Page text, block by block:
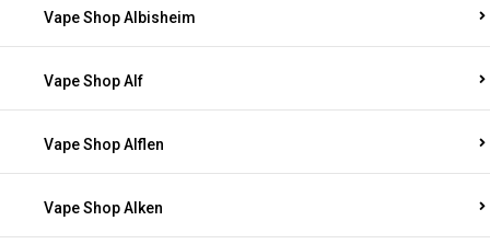
Vape Shop Albisheim
Vape Shop Alf
Vape Shop Alflen
Vape Shop Alken